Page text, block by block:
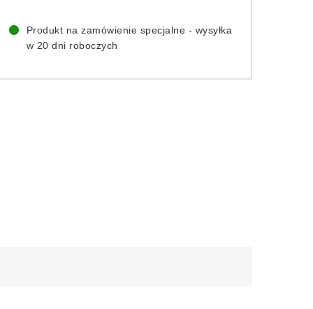
Produkt na zamówienie specjalne - wysyłka
w 20 dni roboczych